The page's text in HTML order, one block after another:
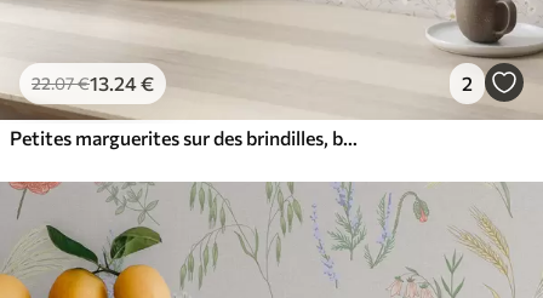
22.07€13.24€ 2
Petites marguerites sur des brindilles, beige chaud